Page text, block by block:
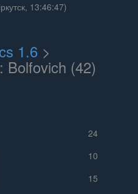
13:46:47)
1.6 >
Bolfovich (42)
24
10
15